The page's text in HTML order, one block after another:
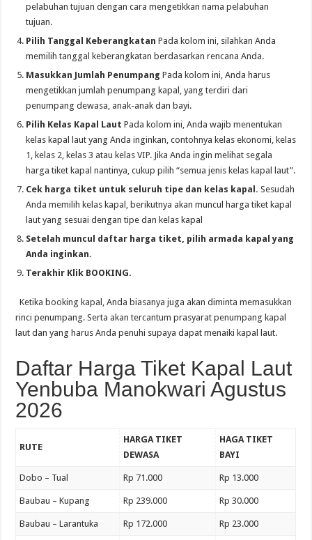
pelabuhan tujuan dengan cara mengetikkan nama pelabuhan
tujuan.
Pilih Tanggal Keberangkatan Pada kolom ini, silahkan Anda
memilih tanggal keberangkatan berdasarkan rencana Anda.
Masukkan Jumlah Penumpang Pada kolom ini, Anda harus
mengetikkan jumlah penumpang kapal, yang terdiri dari
penumpang dewasa, anak-anak dan bayi.
Pilih Kelas Kapal Laut Pada kolom ini, Anda wajib menentukan
kelas kapal laut yang Anda inginkan, contohnya kelas ekonomi, kelas
1, kelas 2, kelas 3 atau kelas VIP. Jika Anda ingin melihat segala
harga tiket kapal nantinya, cukup pilih “semua jenis kelas kapal laut”.
Cek harga tiket untuk seluruh tipe dan kelas kapal. Sesudah
Anda memilih kelas kapal, berikutnya akan muncul harga tiket kapal
laut yang sesuai dengan tipe dan kelas kapal
Setelah muncul daftar harga tiket, pilih armada kapal yang
Anda inginkan.
Terakhir Klik BOOKING.
Ketika booking kapal, Anda biasanya juga akan diminta memasukkan
rinci penumpang. Serta akan tercantum prasyarat penumpang kapal
laut dan yang harus Anda penuhi supaya dapat menaiki kapal laut.
Daftar Harga Tiket Kapal Laut
Yenbuba Manokwari Agustus
2026
RUTE
HARGA TIKET
DEWASA
HAGA TIKET
BAYI
Dobo – Tual Rp 71.000 Rp 13.000
Baubau – Kupang Rp 239.000 Rp 30.000
Baubau – Larantuka Rp 172.000 Rp 23.000